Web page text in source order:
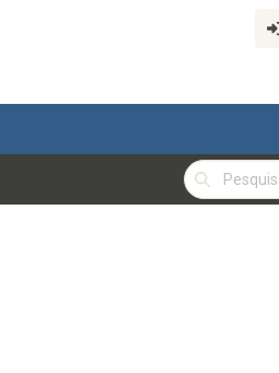
PESQUISAR